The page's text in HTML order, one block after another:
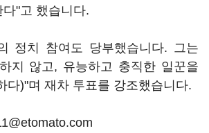
"고 했습니다.
정치 참여도 당부했습니다. 그는
지 않고, 유능하고 충직한 일꾼을
다)"며 재차 투표를 강조했습니다.